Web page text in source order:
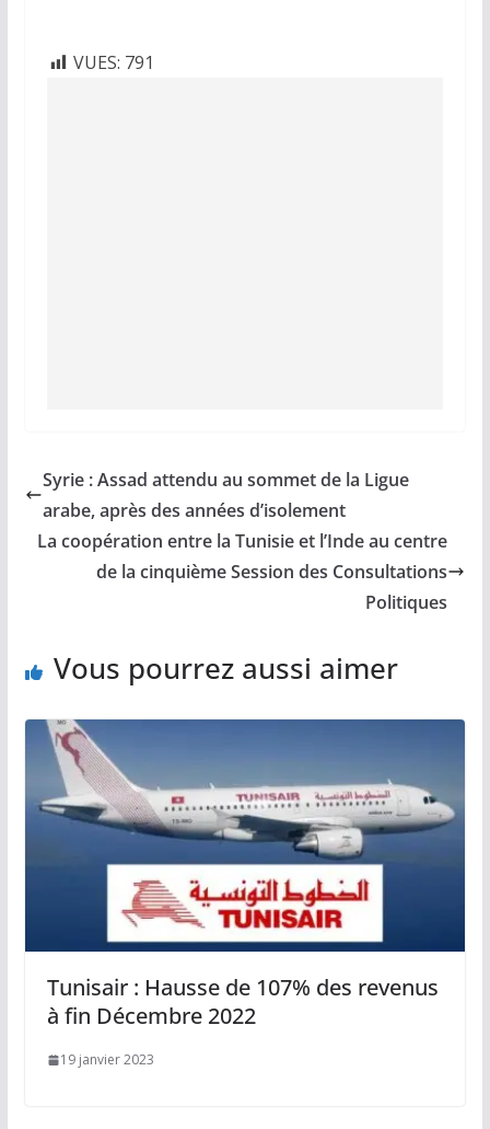
VUES: 791
Syrie : Assad attendu au sommet de la Ligue
arabe, après des années d’isolement
La coopération entre la Tunisie et l’Inde au centre
de la cinquième Session des Consultations
Politiques
Vous pourrez aussi aimer
Tunisair : Hausse de 107% des revenus
à fin Décembre 2022
19 janvier 2023